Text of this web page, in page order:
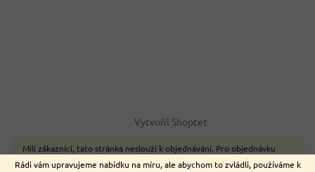
Rádi vám upravujeme nabídku na míru, ale abychom to zvládli, používáme k
Milí zákazníci, tato stránka neslouží k objednávání. Pro objednávku
zboží on-line využijte naše webové stránky www.nemeckyeshop.cz
Vytvořil Shoptet
Copyright 2026Euromarket. Všechna práva vyhrazena.